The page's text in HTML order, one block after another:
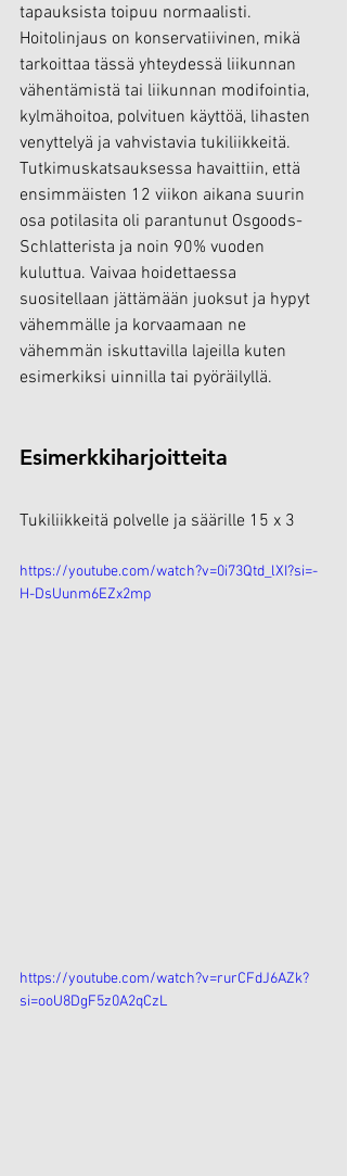
tapauksista toipuu normaalisti.
Hoitolinjaus on konservatiivinen, mikä
tarkoittaa tässä yhteydessä liikunnan
vähentämistä tai liikunnan modifointia,
kylmähoitoa, polvituen käyttöä, lihasten
venyttelyä ja vahvistavia tukiliikkeitä.
Tutkimuskatsauksessa havaittiin, että
ensimmäisten 12 viikon aikana suurin
osa potilasita oli parantunut Osgoods-
Schlatterista ja noin 90% vuoden
kuluttua. Vaivaa hoidettaessa
suositellaan jättämään juoksut ja hypyt
vähemmälle ja korvaamaan ne
vähemmän iskuttavilla lajeilla kuten
esimerkiksi uinnilla tai pyöräilyllä.
Esimerkkiharjoitteita
Tukiliikkeitä polvelle ja säärille 15 x 3
https://youtube.com/watch?v=0i73Qtd_lXI?si=-
H-DsUunm6EZx2mp
https://youtube.com/watch?v=rurCFdJ6AZk?
si=ooU8DgF5z0A2qCzL